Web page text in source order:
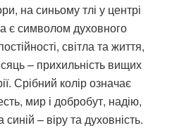
на синьому тлі у центрі
є символом духовного
світла та життя,
– прихильність вищих
Срібний колір означає
мир і добробут, надію,
– віру та духовність.